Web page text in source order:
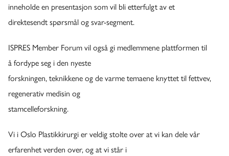
inneholde en presentasjon som vil bli etterfulgt av et
direktesendt spørsmål og svar-segment.
ISPRES Member Forum vil også gi medlemmene plattformen til
å fordype seg i den nyeste
forskningen, teknikkene og de varme temaene knyttet til fettvev,
regenerativ medisin og
stamcelleforskning.
Vi i Oslo Plastikkirurgi er veldig stolte over at vi kan dele vår
erfarenhet verden over, og at vi står i